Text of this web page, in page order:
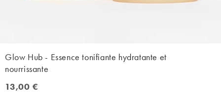
Glow Hub - Essence tonifiante hydratante et
nourrissante
13,00 €
13,00 €